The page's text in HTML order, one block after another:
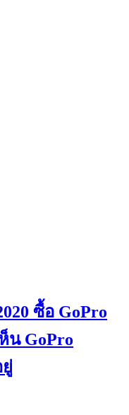
ซื้อ GoPro
น GoPro